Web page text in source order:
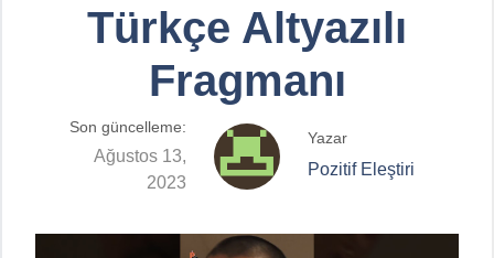
Türkçe Altyazılı
Fragmanı
Son güncelleme:
Ağustos 13,
2023
Yazar
Pozitif Eleştiri